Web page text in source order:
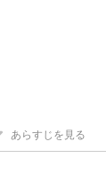
あらすじを見る